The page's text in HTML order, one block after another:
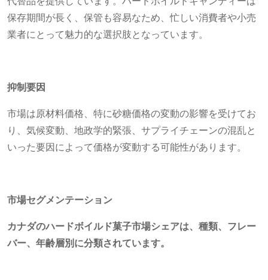
保存期間が長く、保管も容易なため、忙しい消費者や小売
業者にとって魅力的な選択肢となっています。
抑制要因
市場は原材料価格、特に砂糖価格の変動の影響を受けてお
り、気候変動、地政学的緊張、サプライチェーンの混乱と
いった要因によって価格が変動する可能性があります。
市場セグメンテーション
カナダのハードボイルド菓子市場シェアは、種類、フレー
バー、年齢層別に分類されています。